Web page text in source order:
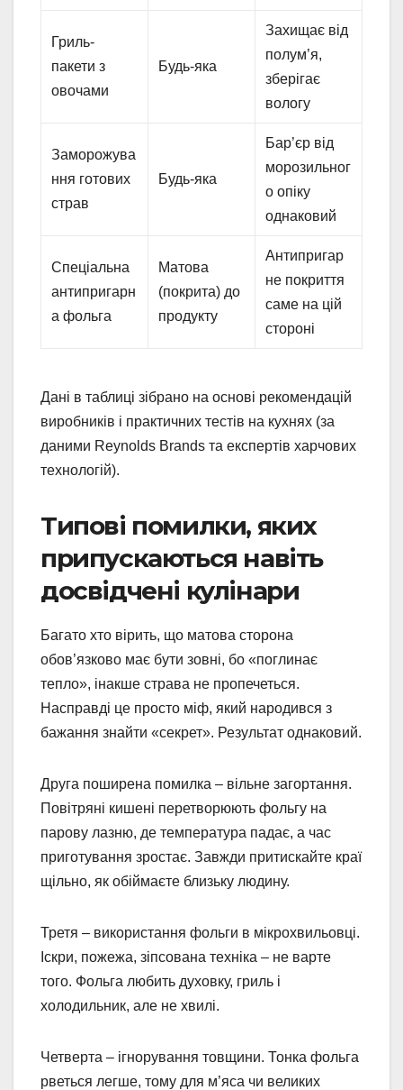
Гриль-
пакети з
овочами
Будь-яка
Захищає від
полум’я,
зберігає
вологу
Заморожува
ння готових
страв
Будь-яка
Бар’єр від
морозильног
о опіку
однаковий
Спеціальна
антипригарн
а фольга
Матова
(покрита) до
продукту
Антипригар
не покриття
саме на цій
стороні
Дані в таблиці зібрано на основі рекомендацій
виробників і практичних тестів на кухнях (за
даними Reynolds Brands та експертів харчових
технологій).
Типові помилки, яких
припускаються навіть
досвідчені кулінари
Багато хто вірить, що матова сторона
обов’язково має бути зовні, бо «поглинає
тепло», інакше страва не пропечеться.
Насправді це просто міф, який народився з
бажання знайти «секрет». Результат однаковий.
Друга поширена помилка – вільне загортання.
Повітряні кишені перетворюють фольгу на
парову лазню, де температура падає, а час
приготування зростає. Завжди притискайте краї
щільно, як обіймаєте близьку людину.
Третя – використання фольги в мікрохвильовці.
Іскри, пожежа, зіпсована техніка – не варте
того. Фольга любить духовку, гриль і
холодильник, але не хвилі.
Четверта – ігнорування товщини. Тонка фольга
рветься легше, тому для м’яса чи великих